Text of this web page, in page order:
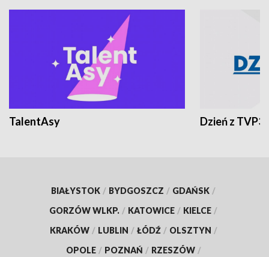
TalentAsy Dzień z TVP3
BIAŁYSTOK / BYDGOSZCZ / GDAŃSK /
GORZÓW WLKP. / KATOWICE / KIELCE /
KRAKÓW / LUBLIN / ŁÓDŹ / OLSZTYN /
OPOLE / POZNAŃ / RZESZÓW /